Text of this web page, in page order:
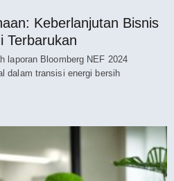
Keberlanjutan Bisnis
Terbarukan
laporan Bloomberg NEF 2024
dalam transisi energi bersih